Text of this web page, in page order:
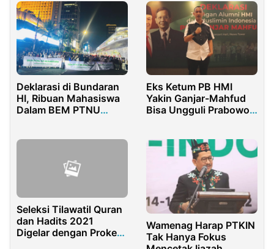
Deklarasi di Bundaran
HI, Ribuan Mahasiswa
Dalam BEM PTNU
Eks Ketum PB HMI
Yakin Ganjar-Mahfud
Bisa Ungguli Prabowo
Seleksi Tilawatil Quran
dan Hadits 2021
Digelar dengan Prokes
Wamenag Harap PTKIN
Tak Hanya Fokus